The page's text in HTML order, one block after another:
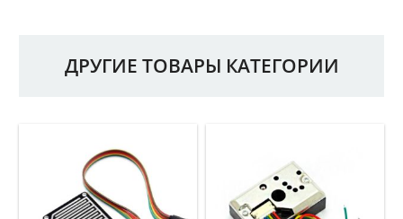
ДРУГИЕ ТОВАРЫ КАТЕГОРИИ